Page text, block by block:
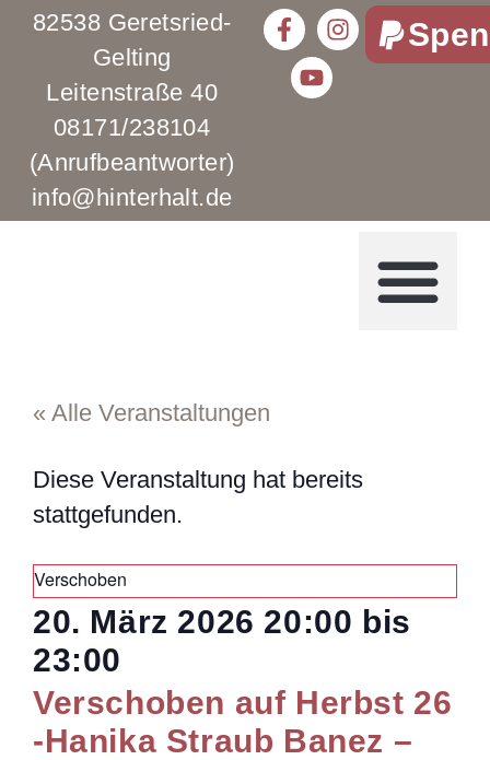
82538 Geretsried-
Gelting
Leitenstraße 40
08171/238104
(Anrufbeantworter)
info@hinterhalt.de
« Alle Veranstaltungen
Diese Veranstaltung hat bereits
stattgefunden.
Verschoben
20. März 2026 20:00 bis
23:00
Verschoben auf Herbst 26
-Hanika Straub Banez –